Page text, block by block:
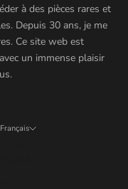
à des pièces rares et
Depuis 30 ans, je me
Ce site web est
un immense plaisir
Français